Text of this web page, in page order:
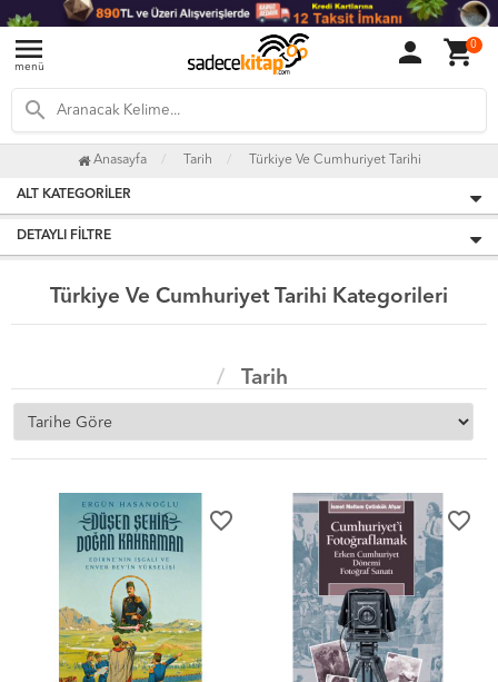
menu
menü person shopping_cart0
search
Anasayfa Tarih Türkiye Ve Cumhuriyet Tarihi
ALT KATEGORILER
DETAYLI FILTRE
Türkiye Ve Cumhuriyet Tarihi Kategorileri
Tarih
Türkiye Ve Cumhuriyet Tarihi
favorite_border favorite_border